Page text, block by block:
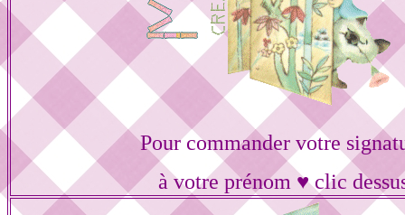
Pour commander votre
à votre prénom ♥ clic